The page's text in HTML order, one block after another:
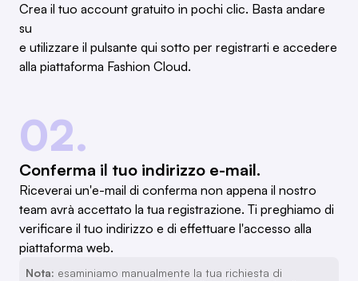
Crea il tuo account gratuito in pochi clic. Basta andare
su
e utilizzare il pulsante qui sotto per registrarti e accedere
alla piattaforma Fashion Cloud.
02.
Conferma il tuo indirizzo e-mail.
Riceverai un'e-mail di conferma non appena il nostro
team avrà accettato la tua registrazione. Ti preghiamo di
verificare il tuo indirizzo e di effettuare l'accesso alla
piattaforma web.
Nota: esaminiamo manualmente la tua richiesta di